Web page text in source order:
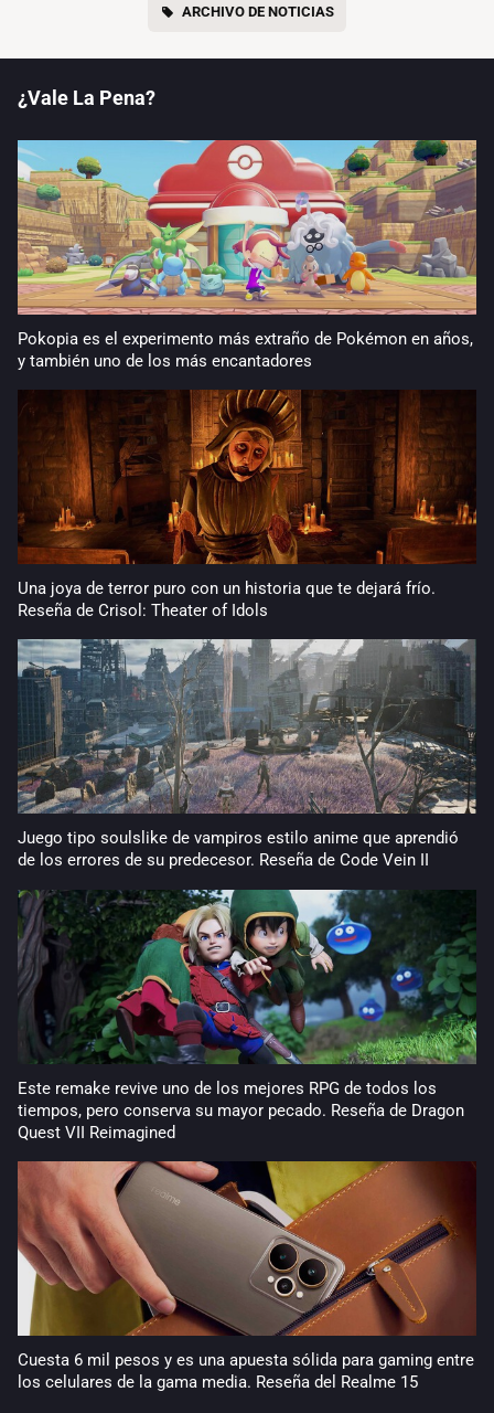
ARCHIVO DE NOTICIAS
¿Vale La Pena?
Pokopia es el experimento más extraño de Pokémon en años,
y también uno de los más encantadores
Una joya de terror puro con un historia que te dejará frío.
Reseña de Crisol: Theater of Idols
Juego tipo soulslike de vampiros estilo anime que aprendió
de los errores de su predecesor. Reseña de Code Vein II
Este remake revive uno de los mejores RPG de todos los
tiempos, pero conserva su mayor pecado. Reseña de Dragon
Quest VII Reimagined
Cuesta 6 mil pesos y es una apuesta sólida para gaming entre
los celulares de la gama media. Reseña del Realme 15